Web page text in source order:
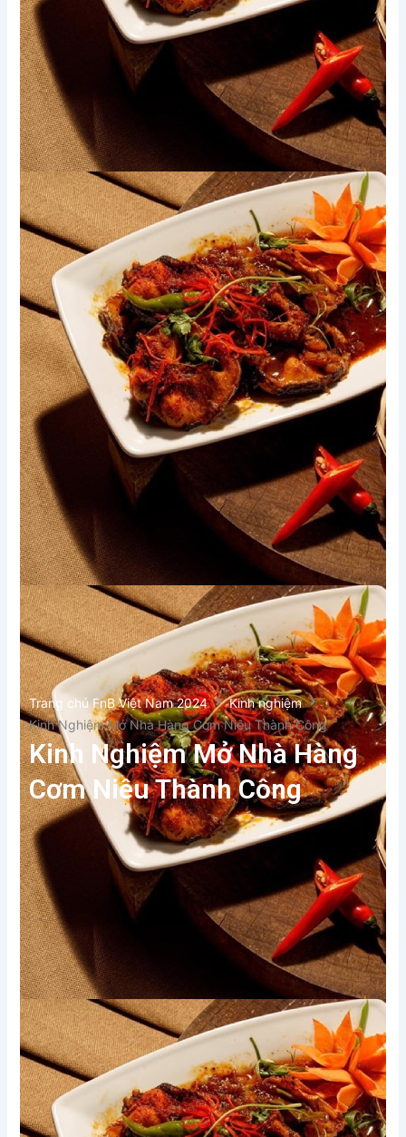
Xem thêm
Trang chủ FnB Việt Nam 2024
Kinh nghiệm
Kinh Nghiệm Mở Nhà Hàng Cơm Niêu Thành Công
Kinh Nghiệm Mở Nhà Hàng
Cơm Niêu Thành Công